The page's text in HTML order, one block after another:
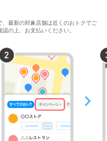
最新の対象店舗は近くのおトクでご
の上、お支払いください。